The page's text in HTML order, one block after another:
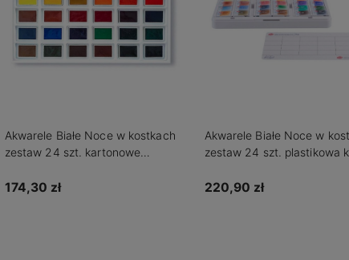
Akwarele Białe Noce w kostkach
zestaw 24 szt. kartonowe
174,30 zł
Akwarele Białe Noce w
zestaw 24 szt. plastikowa
220,90 zł